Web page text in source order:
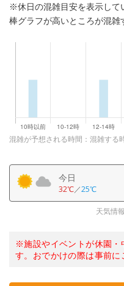
※休日の混雑目安を表示して
棒グラフが高いところが混雑
混雑が予想される時間：混雑する
今日
32℃／25℃
天気情
※施設やイベントが休園・
す。おでかけの際は事前に